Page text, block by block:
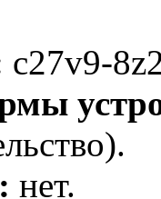
c27v9-
нет.